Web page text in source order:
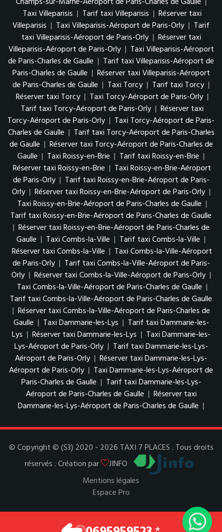
Taxi Villeparisis | Tarif taxi Villeparisis | Réserver taxi
Villeparisis | Taxi Villeparisis-Aéroport de Paris-Orly | Tarif
taxi Villeparisis-Aéroport de Paris-Orly | Réserver taxi
Villeparisis-Aéroport de Paris-Orly | Taxi Villeparisis-Aéroport
de Paris-Charles de Gaulle | Tarif taxi Villeparisis-Aéroport de
Paris-Charles de Gaulle | Réserver taxi Villeparisis-Aéroport
de Paris-Charles de Gaulle | Taxi Torcy | Tarif taxi Torcy |
Réserver taxi Torcy | Taxi Torcy-Aéroport de Paris-Orly |
Tarif taxi Torcy-Aéroport de Paris-Orly | Réserver taxi
Torcy-Aéroport de Paris-Orly | Taxi Torcy-Aéroport de Paris-
Charles de Gaulle | Tarif taxi Torcy-Aéroport de Paris-Charles
de Gaulle | Réserver taxi Torcy-Aéroport de Paris-Charles de
Gaulle | Taxi Roissy-en-Brie | Tarif taxi Roissy-en-Brie |
Réserver taxi Roissy-en-Brie | Taxi Roissy-en-Brie-Aéroport
de Paris-Orly | Tarif taxi Roissy-en-Brie-Aéroport de Paris-
Orly | Réserver taxi Roissy-en-Brie-Aéroport de Paris-Orly |
Taxi Roissy-en-Brie-Aéroport de Paris-Charles de Gaulle |
Tarif taxi Roissy-en-Brie-Aéroport de Paris-Charles de Gaulle
| Réserver taxi Roissy-en-Brie-Aéroport de Paris-Charles de
Gaulle | Taxi Combs-la-Ville | Tarif taxi Combs-la-Ville |
Réserver taxi Combs-la-Ville | Taxi Combs-la-Ville-Aéroport
de Paris-Orly | Tarif taxi Combs-la-Ville-Aéroport de Paris-
Orly | Réserver taxi Combs-la-Ville-Aéroport de Paris-Orly |
Taxi Combs-la-Ville-Aéroport de Paris-Charles de Gaulle |
Tarif taxi Combs-la-Ville-Aéroport de Paris-Charles de Gaulle
| Réserver taxi Combs-la-Ville-Aéroport de Paris-Charles de
Gaulle | Taxi Dammarie-les-Lys | Tarif taxi Dammarie-les-
Lys | Réserver taxi Dammarie-les-Lys | Taxi Dammarie-les-
Lys-Aéroport de Paris-Orly | Tarif taxi Dammarie-les-Lys-
Aéroport de Paris-Orly | Réserver taxi Dammarie-les-Lys-
Aéroport de Paris-Orly | Taxi Dammarie-les-Lys-Aéroport de
Paris-Charles de Gaulle | Tarif taxi Dammarie-les-Lys-
Aéroport de Paris-Charles de Gaulle | Réserver taxi
Dammarie-les-Lys-Aéroport de Paris-Charles de Gaulle |
© Copyright © (S3) 2020 - 2026 TAXI 7 PLACES . Tous droits
réservés . Création par
JINFO
Mentions légales
Espace Pro